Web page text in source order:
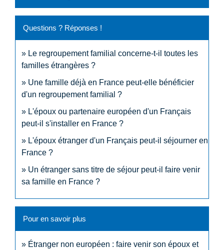
Questions ? Réponses !
Le regroupement familial concerne-t-il toutes les
familles étrangères ?
Une famille déjà en France peut-elle bénéficier
d'un regroupement familial ?
L'époux ou partenaire européen d'un Français
peut-il s'installer en France ?
L'époux étranger d'un Français peut-il séjourner en
France ?
Un étranger sans titre de séjour peut-il faire venir
sa famille en France ?
Pour en savoir plus
Étranger non européen : faire venir son époux et